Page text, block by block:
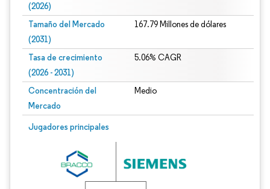
(2026)
Tamaño del Mercado
(2031)
167.79 Millones de dólares
Tasa de crecimiento
(2026 - 2031)
5.06% CAGR
Concentración del
Mercado
Medio
Jugadores principales
Imagen © Mordor Intelligence. El uso requiere atribución según CC BY 4.0.